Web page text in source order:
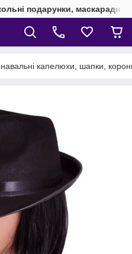
подарунки, маскарадні
капелюхи, шапки,